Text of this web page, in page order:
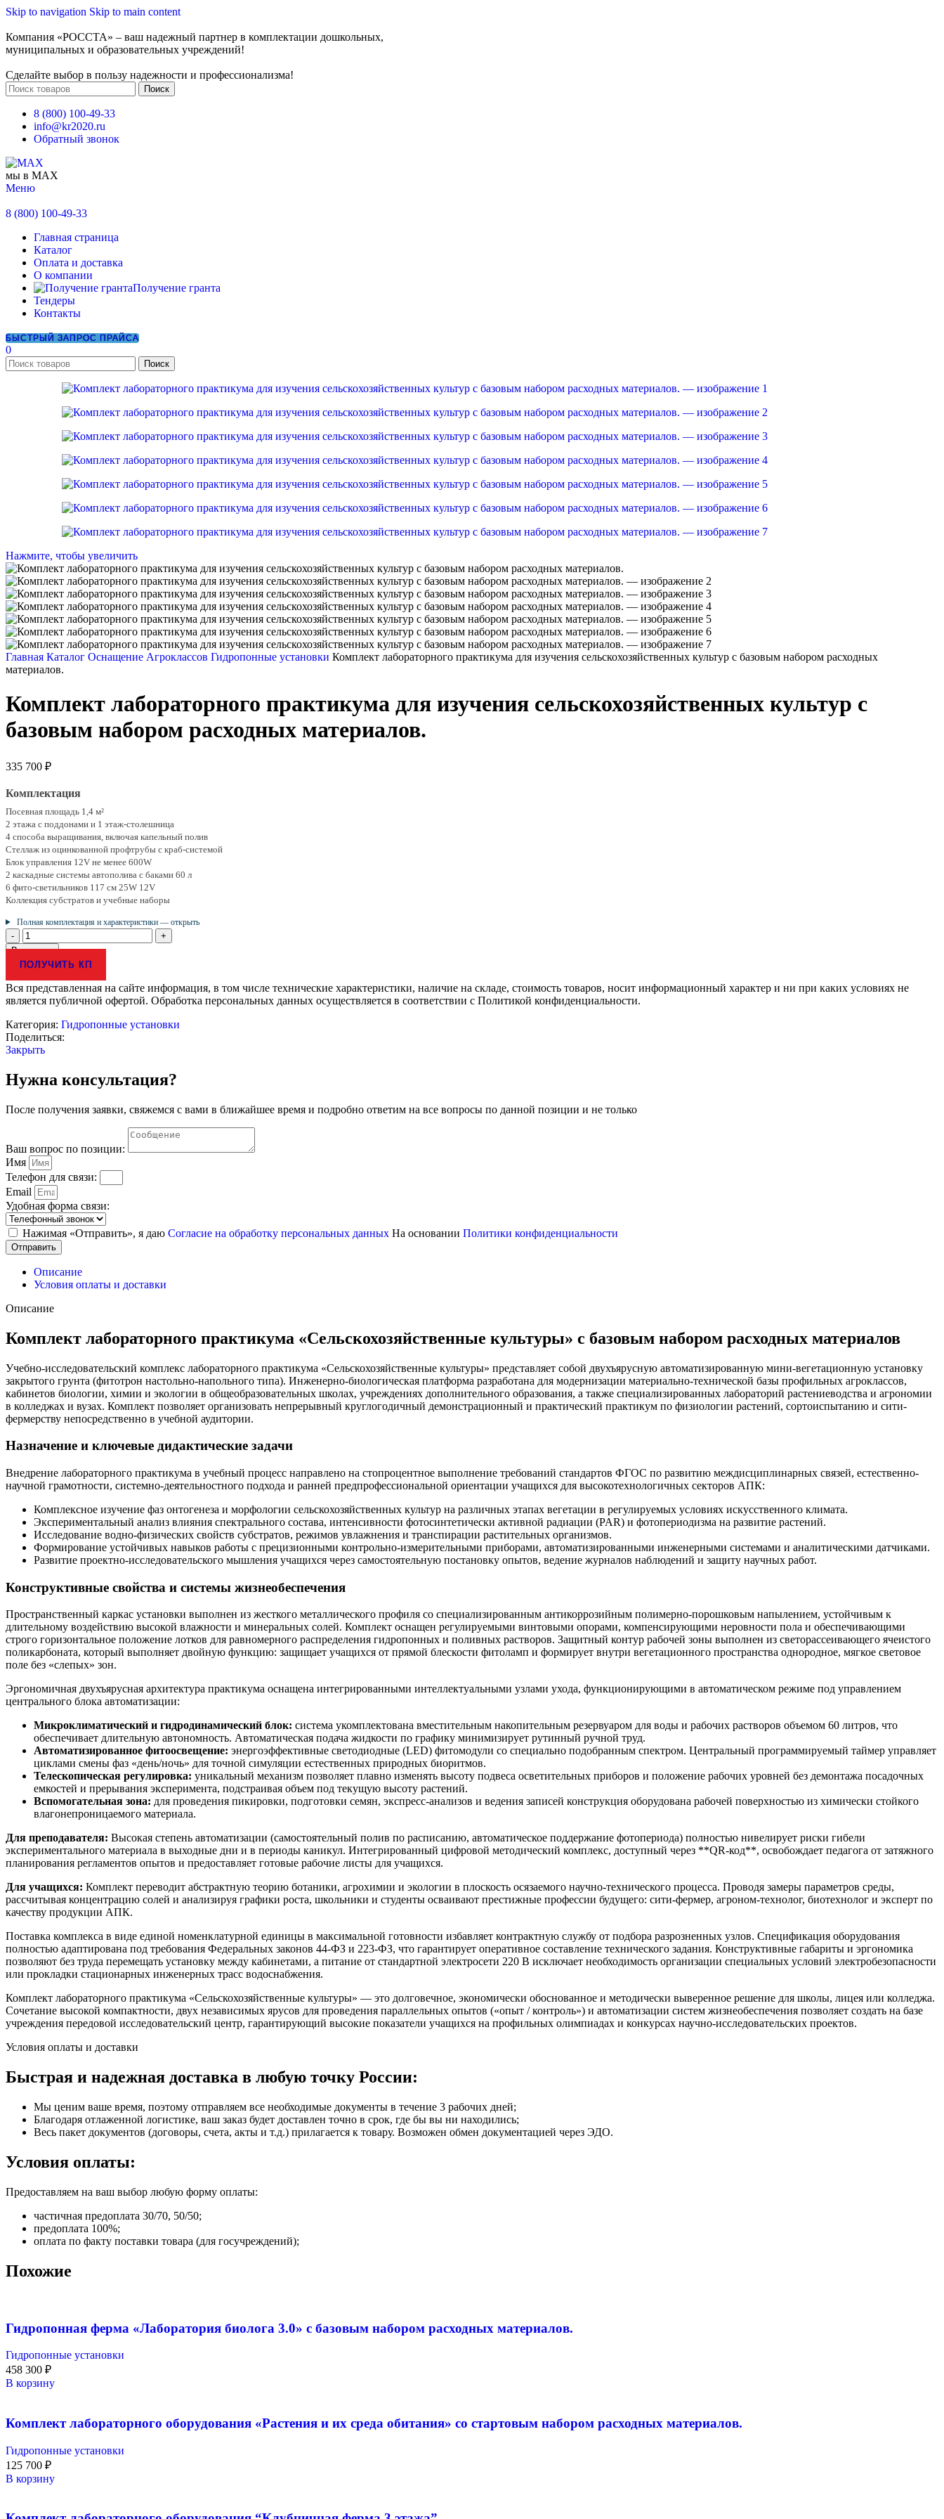
Skip to navigation Skip to main content
Компания «РОССТА» – ваш надежный партнер в комплектации дошкольных,
муниципальных и образовательных учреждений!
Сделайте выбор в пользу надежности и профессионализма!
Поиск
8 (800) 100-49-33
info@kr2020.ru
Обратный звонок
мы в MAX
Меню
8 (800) 100-49-33
Главная страница
Каталог
Оплата и доставка
О компании
Получение гранта
Тендеры
Контакты
БЫСТРЫЙ ЗАПРОС ПРАЙСА
0
Поиск
Нажмите, чтобы увеличить
Главная Каталог Оснащение Агроклассов Гидропонные установки Комплект лабораторного практикума для изучения сельскохозяйственных культур с базовым набором расходных
материалов.
Комплект лабораторного практикума для изучения сельскохозяйственных культур с
базовым набором расходных материалов.
335 700 ₽
Комплектация
Посевная площадь 1,4 м²
2 этажа с поддонами и 1 этаж-столешница
4 способа выращивания, включая капельный полив
Стеллаж из оцинкованной профтрубы с краб-системой
Блок управления 12V не менее 600W
2 каскадные системы автополива с баками 60 л
6 фито-светильников 117 см 25W 12V
Коллекция субстратов и учебные наборы
Полная комплектация и характеристики — открыть
Количество
товара
Комплект
лабораторного
практикума
для
изучения
сельскохозяйственных
культур
с
расходных
В корзину
ПОЛУЧИТЬ КП
Вся представленная на сайте информация, в том числе технические характеристики, наличие на складе, стоимость товаров, носит информационный характер и ни при каких условиях не
является публичной офертой. Обработка персональных данных осуществляется в соответствии с Политикой конфиденциальности.
Категория: Гидропонные установки
Поделиться:
Закрыть
Нужна консультация?
После получения заявки, свяжемся с вами в ближайшее время и подробно ответим на все вопросы по данной позиции и не только
Ваш вопрос по позиции:
Имя
Телефон для связи:
Email
Удобная форма связи:
Нажимая «Отправить», я даю Согласие на обработку персональных данных На основании Политики конфиденциальности
Отправить
Описание
Условия оплаты и доставки
Описание
Комплект лабораторного практикума «Сельскохозяйственные культуры» с базовым набором расходных материалов
Учебно-исследовательский комплекс лабораторного практикума «Сельскохозяйственные культуры» представляет собой двухъярусную автоматизированную мини-вегетационную установку
закрытого грунта (фитотрон настольно-напольного типа). Инженерно-биологическая платформа разработана для модернизации материально-технической базы профильных агроклассов,
кабинетов биологии, химии и экологии в общеобразовательных школах, учреждениях дополнительного образования, а также специализированных лабораторий растениеводства и агрономии
в колледжах и вузах. Комплект позволяет организовать непрерывный круглогодичный демонстрационный и практический практикум по физиологии растений, сортоиспытанию и сити-
фермерству непосредственно в учебной аудитории.
Назначение и ключевые дидактические задачи
Внедрение лабораторного практикума в учебный процесс направлено на стопроцентное выполнение требований стандартов ФГОС по развитию междисциплинарных связей, естественно-
научной грамотности, системно-деятельностного подхода и ранней предпрофессиональной ориентации учащихся для высокотехнологичных секторов АПК:
Комплексное изучение фаз онтогенеза и морфологии сельскохозяйственных культур на различных этапах вегетации в регулируемых условиях искусственного климата.
Экспериментальный анализ влияния спектрального состава, интенсивности фотосинтетически активной радиации (PAR) и фотопериодизма на развитие растений.
Исследование водно-физических свойств субстратов, режимов увлажнения и транспирации растительных организмов.
Формирование устойчивых навыков работы с прецизионными контрольно-измерительными приборами, автоматизированными инженерными системами и аналитическими датчиками.
Развитие проектно-исследовательского мышления учащихся через самостоятельную постановку опытов, ведение журналов наблюдений и защиту научных работ.
Конструктивные свойства и системы жизнеобеспечения
Пространственный каркас установки выполнен из жесткого металлического профиля со специализированным антикоррозийным полимерно-порошковым напылением, устойчивым к
длительному воздействию высокой влажности и минеральных солей. Комплект оснащен регулируемыми винтовыми опорами, компенсирующими неровности пола и обеспечивающими
строго горизонтальное положение лотков для равномерного распределения гидропонных и поливных растворов. Защитный контур рабочей зоны выполнен из светорассеивающего ячеистого
поликарбоната, который выполняет двойную функцию: защищает учащихся от прямой блескости фитоламп и формирует внутри вегетационного пространства однородное, мягкое световое
поле без «слепых» зон.
Эргономичная двухъярусная архитектура практикума оснащена интегрированными интеллектуальными узлами ухода, функционирующими в автоматическом режиме под управлением
центрального блока автоматизации:
Микроклиматический и гидродинамический блок: система укомплектована вместительным накопительным резервуаром для воды и рабочих растворов объемом 60 литров, что
обеспечивает длительную автономность. Автоматическая подача жидкости по графику минимизирует рутинный ручной труд.
Автоматизированное фитоосвещение: энергоэффективные светодиодные (LED) фитомодули со специально подобранным спектром. Центральный программируемый таймер управляет
циклами смены фаз «день/ночь» для точной симуляции естественных природных биоритмов.
Телескопическая регулировка: уникальный механизм позволяет плавно изменять высоту подвеса осветительных приборов и положение рабочих уровней без демонтажа посадочных
емкостей и прерывания эксперимента, подстраивая объем под текущую высоту растений.
Вспомогательная зона: для проведения пикировки, подготовки семян, экспресс-анализов и ведения записей конструкция оборудована рабочей поверхностью из химически стойкого
влагонепроницаемого материала.
Для преподавателя: Высокая степень автоматизации (самостоятельный полив по расписанию, автоматическое поддержание фотопериода) полностью нивелирует риски гибели
экспериментального материала в выходные дни и в периоды каникул. Интегрированный цифровой методический комплекс, доступный через **QR-код**, освобождает педагога от затяжного
планирования регламентов опытов и предоставляет готовые рабочие листы для учащихся.
Для учащихся: Комплект переводит абстрактную теорию ботаники, агрохимии и экологии в плоскость осязаемого научно-технического процесса. Проводя замеры параметров среды,
рассчитывая концентрацию солей и анализируя графики роста, школьники и студенты осваивают престижные профессии будущего: сити-фермер, агроном-технолог, биотехнолог и эксперт по
качеству продукции АПК.
Поставка комплекса в виде единой номенклатурной единицы в максимальной готовности избавляет контрактную службу от подбора разрозненных узлов. Спецификация оборудования
полностью адаптирована под требования Федеральных законов 44-ФЗ и 223-ФЗ, что гарантирует оперативное составление технического задания. Конструктивные габариты и эргономика
позволяют без труда перемещать установку между кабинетами, а питание от стандартной электросети 220 В исключает необходимость организации специальных условий электробезопасности
или прокладки стационарных инженерных трасс водоснабжения.
Комплект лабораторного практикума «Сельскохозяйственные культуры» — это долговечное, экономически обоснованное и методически выверенное решение для школы, лицея или колледжа.
Сочетание высокой компактности, двух независимых ярусов для проведения параллельных опытов («опыт / контроль») и автоматизации систем жизнеобеспечения позволяет создать на базе
учреждения передовой исследовательский центр, гарантирующий высокие показатели учащихся на профильных олимпиадах и конкурсах научно-исследовательских проектов.
Условия оплаты и доставки
Быстрая и надежная доставка в любую точку России:
Мы ценим ваше время, поэтому отправляем все необходимые документы в течение 3 рабочих дней;
Благодаря отлаженной логистике, ваш заказ будет доставлен точно в срок, где бы вы ни находились;
Весь пакет документов (договоры, счета, акты и т.д.) прилагается к товару. Возможен обмен документацией через ЭДО.
Условия оплаты:
Предоставляем на ваш выбор любую форму оплаты:
частичная предоплата 30/70, 50/50;
предоплата 100%;
оплата по факту поставки товара (для госучреждений);
Похожие
Гидропонная ферма «Лаборатория биолога 3.0» с базовым набором расходных материалов.
Гидропонные установки
458 300 ₽
В корзину
Комплект лабораторного оборудования «Растения и их среда обитания» со стартовым набором расходных материалов.
Гидропонные установки
125 700 ₽
В корзину